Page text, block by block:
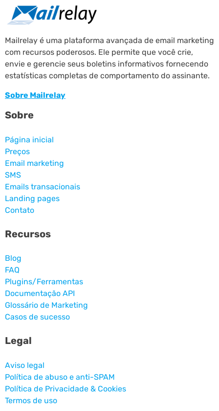
Mailrelay é uma plataforma avançada de email marketing
com recursos poderosos. Ele permite que você crie,
envie e gerencie seus boletins informativos fornecendo
estatísticas completas de comportamento do assinante.
Sobre Mailrelay
Sobre
Página inicial
Preços
Email marketing
SMS
Emails transacionais
Landing pages
Contato
Recursos
Blog
FAQ
Plugins/Ferramentas
Documentação API
Glossário de Marketing
Casos de sucesso
Legal
Aviso legal
Política de abuso e anti-SPAM
Política de Privacidade & Cookies
Termos de uso